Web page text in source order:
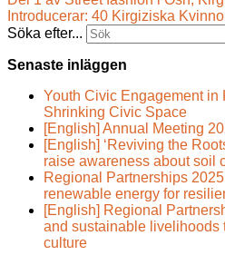
Introducerar: 40 Kirgiziska
Söka efter...
Senaste inläggen
Youth Civic Engagement in
Shrinking Civic Space
[English] Annual Meeting
[English] ‘Reviving the
raise awareness about soil
Regional Partnerships
renewable energy for
[English] Regional
and sustainable livelihoods
culture